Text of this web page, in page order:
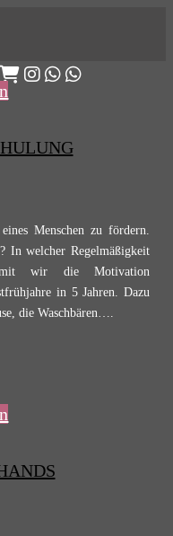
Menschen zu fördern.
In welcher Regelmäßigkeit
wir die Motivation
in 5 Jahren. Dazu
die Waschbären….